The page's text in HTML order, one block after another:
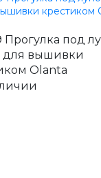
Прогулка под
для вышивки
Olanta